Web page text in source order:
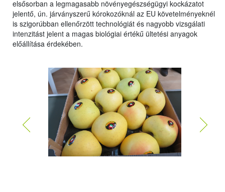
elsősorban a legmagasabb növényegészségügyi kockázatot
jelentő, ún. járványszerű kórokozóknál az EU követelményeknél
is szigorúbban ellenőrzött technológiát és nagyobb vizsgálati
intenzitást jelent a magas biológiai értékű ültetési anyagok
előállítása érdekében.